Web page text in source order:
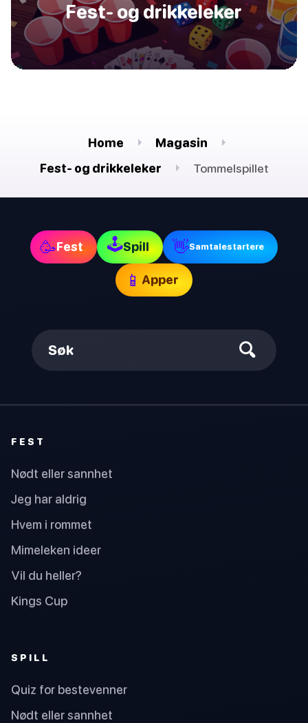
Fest- og drikkeleker
Home
Magasin
Fest- og drikkeleker
Tommelspillet
🥳Fest 🕹Spill 👋Samtalestartere
📱 Apper
Søk
FEST
Nødt eller sannhet
Jeg har aldrig
Hvem i rommet
Mimeleken ideer
Vil du heller?
Kings Cup
SPILL
Quiz for bestevenner
Nødt eller sannhet